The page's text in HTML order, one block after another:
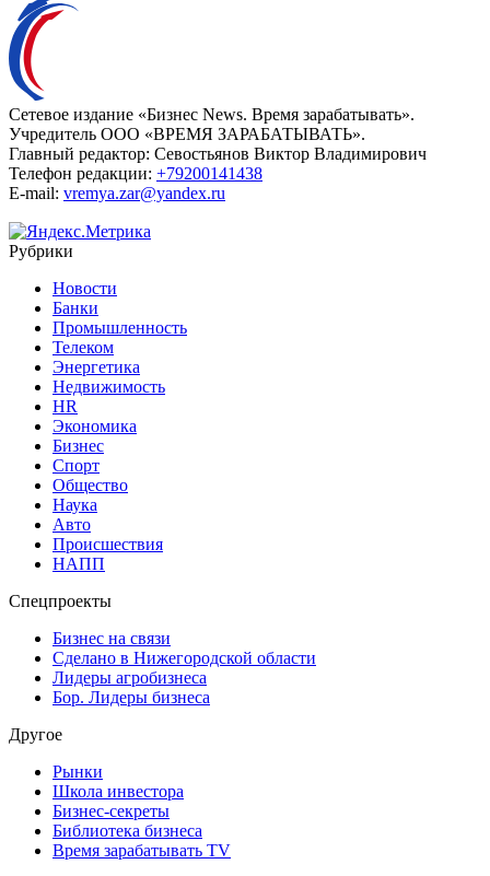
Сетевое издание «Бизнес News. Время зарабатывать».
Учредитель ООО «ВРЕМЯ ЗАРАБАТЫВАТЬ».
Главный редактор: Севостьянов Виктор Владимирович
Телефон редакции: +79200141438
E-mail: vremya.zar@yandex.ru
Рубрики
Новости
Банки
Промышленность
Телеком
Энергетика
Недвижимость
HR
Экономика
Бизнес
Спорт
Общество
Наука
Авто
Происшествия
НАПП
Спецпроекты
Бизнес на связи
Сделано в Нижегородской области
Лидеры агробизнеса
Бор. Лидеры бизнеса
Другое
Рынки
Школа инвестора
Бизнес-секреты
Библиотека бизнеса
Время зарабатывать TV